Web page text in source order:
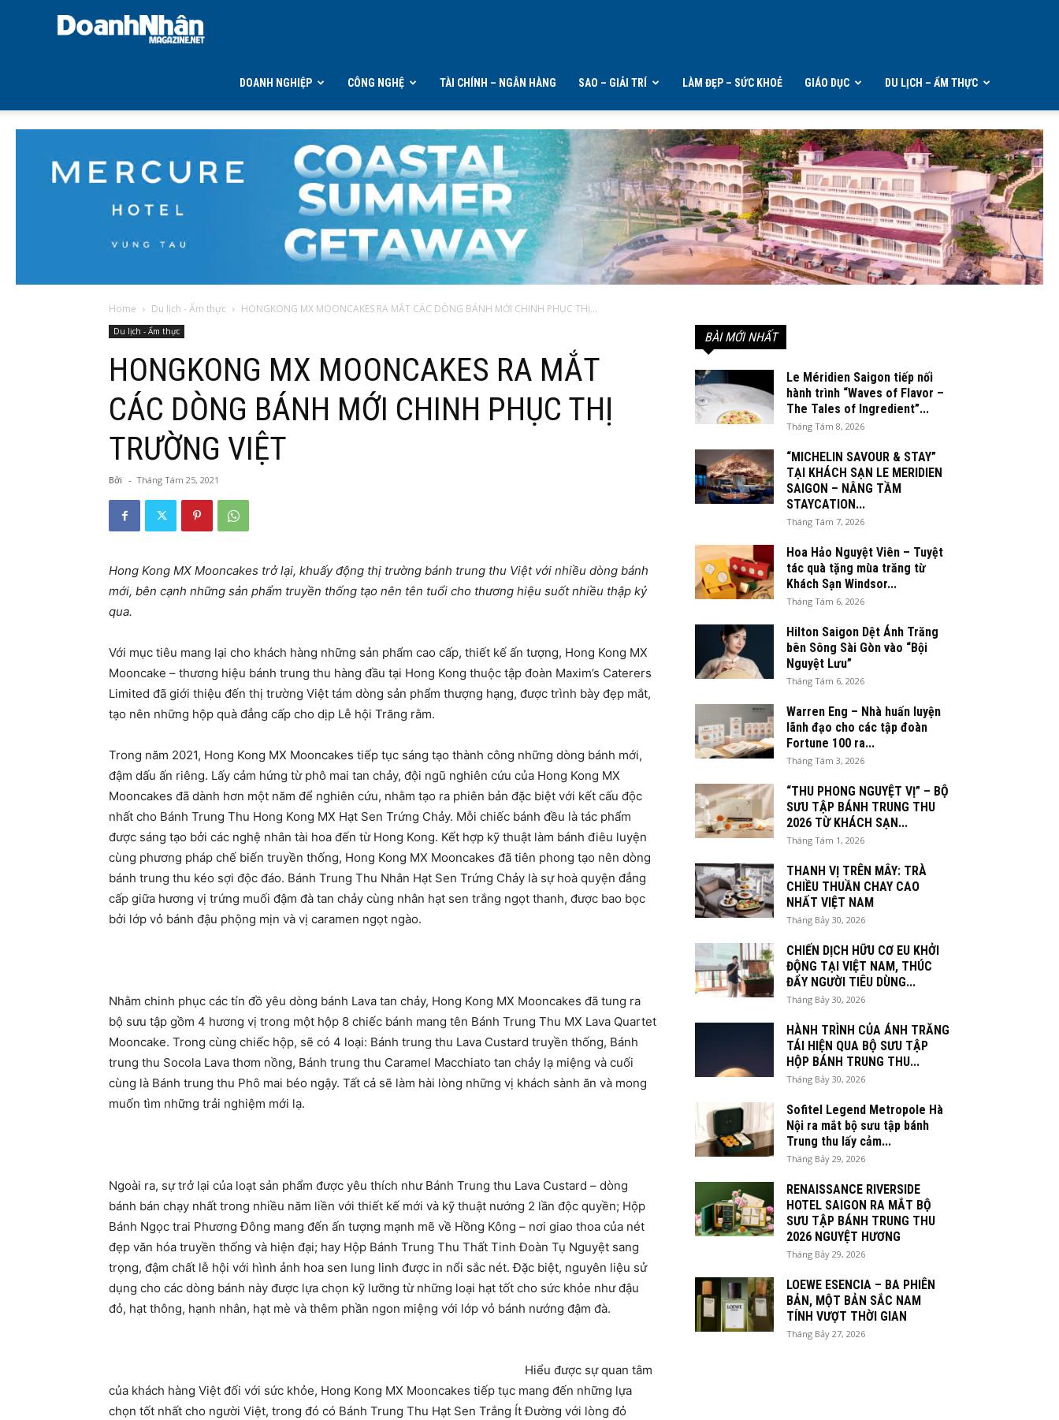
DOANH NGHIỆP CÔNG NGHỆ TÀI CHÍNH – NGÂN HÀNG SAO – GIẢI TRÍ LÀM ĐẸP – SỨC KHOẺ GIÁO DỤC DU LỊCH – ẨM THỰC
Home Du lịch - Ẩm thực HONGKONG MX MOONCAKES RA MẮT CÁC DÒNG BÁNH MỚI CHINH PHỤC THỊ...
Du lịch - Ẩm thực
HONGKONG MX MOONCAKES RA MẮT
CÁC DÒNG BÁNH MỚI CHINH PHỤC THỊ
TRƯỜNG VIỆT
Bởi - Tháng Tám 25, 2021
Hong Kong MX Mooncakes trở lại, khuấy động thị trường bánh trung thu Việt với nhiều dòng bánh
mới, bên cạnh những sản phẩm truyền thống tạo nên tên tuổi cho thương hiệu suốt nhiều thập kỷ
qua.
Với mục tiêu mang lại cho khách hàng những sản phẩm cao cấp, thiết kế ấn tượng, Hong Kong MX
Mooncake – thương hiệu bánh trung thu hàng đầu tại Hong Kong thuộc tập đoàn Maxim’s Caterers
Limited đã giới thiệu đến thị trường Việt tám dòng sản phẩm thượng hạng, được trình bày đẹp mắt,
tạo nên những hộp quà đẳng cấp cho dịp Lễ hội Trăng rằm.
Trong năm 2021, Hong Kong MX Mooncakes tiếp tục sáng tạo thành công những dòng bánh mới,
đậm dấu ấn riêng. Lấy cảm hứng từ phô mai tan chảy, đội ngũ nghiên cứu của Hong Kong MX
Mooncakes đã dành hơn một năm để nghiên cứu, nhằm tạo ra phiên bản đặc biệt với kết cấu độc
nhất cho Bánh Trung Thu Hong Kong MX Hạt Sen Trứng Chảy. Mỗi chiếc bánh đều là tác phẩm
được sáng tạo bởi các nghệ nhân tài hoa đến từ Hong Kong. Kết hợp kỹ thuật làm bánh điêu luyện
cùng phương pháp chế biến truyền thống, Hong Kong MX Mooncakes đã tiên phong tạo nên dòng
bánh trung thu kéo sợi độc đáo. Bánh Trung Thu Nhân Hạt Sen Trứng Chảy là sự hoà quyện đẳng
cấp giữa hương vị trứng muối đậm đà tan chảy cùng nhân hạt sen trắng ngọt thanh, được bao bọc
bởi lớp vỏ bánh đậu phộng mịn và vị caramen ngọt ngào.
Nhằm chinh phục các tín đồ yêu dòng bánh Lava tan chảy, Hong Kong MX Mooncakes đã tung ra
bộ sưu tập gồm 4 hương vị trong một hộp 8 chiếc bánh mang tên Bánh Trung Thu MX Lava Quartet
Mooncake. Trong cùng chiếc hộp, sẽ có 4 loại: Bánh trung thu Lava Custard truyền thống, Bánh
trung thu Socola Lava thơm nồng, Bánh trung thu Caramel Macchiato tan chảy lạ miệng và cuối
cùng là Bánh trung thu Phô mai béo ngậy. Tất cả sẽ làm hài lòng những vị khách sành ăn và mong
muốn tìm những trải nghiệm mới lạ.
Ngoài ra, sự trở lại của loạt sản phẩm được yêu thích như Bánh Trung thu Lava Custard – dòng
bánh bán chạy nhất trong nhiều năm liền với thiết kế mới và kỹ thuật nướng 2 lần độc quyền; Hộp
Bánh Ngọc trai Phương Đông mang đến ấn tượng mạnh mẽ về Hồng Kông – nơi giao thoa của nét
đẹp văn hóa truyền thống và hiện đại; hay Hộp Bánh Trung Thu Thất Tinh Đoàn Tụ Nguyệt sang
trọng, đậm chất lễ hội với hình ảnh hoa sen lung linh được in nổi sắc nét. Đặc biệt, nguyên liệu sử
dụng cho các dòng bánh này được lựa chọn kỹ lưỡng từ những loại hạt tốt cho sức khỏe như đậu
đỏ, hạt thông, hạnh nhân, hạt mè và thêm phần ngon miệng với lớp vỏ bánh nướng đậm đà.
Hiểu được sự quan tâm
của khách hàng Việt đối với sức khỏe, Hong Kong MX Mooncakes tiếp tục mang đến những lựa
chọn tốt nhất cho người Việt, trong đó có Bánh Trung Thu Hạt Sen Trắng Ít Đường với lòng đỏ
BÀI MỚI NHẤT
Le Méridien Saigon tiếp nối
hành trình “Waves of Flavor –
The Tales of Ingredient”...
Tháng Tám 8, 2026
“MICHELIN SAVOUR & STAY”
TẠI KHÁCH SẠN LE MERIDIEN
SAIGON – NÂNG TẦM
STAYCATION...
Tháng Tám 7, 2026
Hoa Hảo Nguyệt Viên – Tuyệt
tác quà tặng mùa trăng từ
Khách Sạn Windsor...
Tháng Tám 6, 2026
Hilton Saigon Dệt Ánh Trăng
bên Sông Sài Gòn vào “Bội
Nguyệt Lưu”
Tháng Tám 6, 2026
Warren Eng – Nhà huấn luyện
lãnh đạo cho các tập đoàn
Fortune 100 ra...
Tháng Tám 3, 2026
“THU PHONG NGUYỆT VỊ” – BỘ
SƯU TẬP BÁNH TRUNG THU
2026 TỪ KHÁCH SẠN...
Tháng Tám 1, 2026
THANH VỊ TRÊN MÂY: TRÀ
CHIỀU THUẦN CHAY CAO
NHẤT VIỆT NAM
Tháng Bảy 30, 2026
CHIẾN DỊCH HỮU CƠ EU KHỞI
ĐỘNG TẠI VIỆT NAM, THÚC
ĐẨY NGƯỜI TIÊU DÙNG...
Tháng Bảy 30, 2026
HÀNH TRÌNH CỦA ÁNH TRĂNG
TÁI HIỆN QUA BỘ SƯU TẬP
HỘP BÁNH TRUNG THU...
Tháng Bảy 30, 2026
Sofitel Legend Metropole Hà
Nội ra mắt bộ sưu tập bánh
Trung thu lấy cảm...
Tháng Bảy 29, 2026
RENAISSANCE RIVERSIDE
HOTEL SAIGON RA MẮT BỘ
SƯU TẬP BÁNH TRUNG THU
2026 NGUYỆT HƯƠNG
Tháng Bảy 29, 2026
LOEWE ESENCIA – BA PHIÊN
BẢN, MỘT BẢN SẮC NAM
TÍNH VƯỢT THỜI GIAN
Tháng Bảy 27, 2026